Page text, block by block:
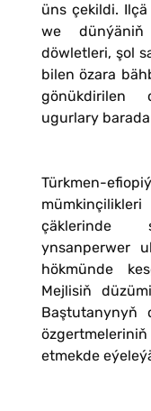
üns çekildi.
we
döwletleri, şol
bilen özara
gönükdirilen
ugurlary
Türkmen-
çäklerinde
ynsanperwer
hökmünde
Mejlisiň
Baştutanynyň
etmekde